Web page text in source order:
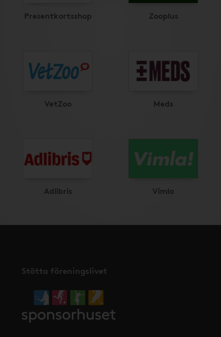
Presentkortsshop Zooplus
VetZoo Meds
Adlibris Vimla
Stötta föreningslivet